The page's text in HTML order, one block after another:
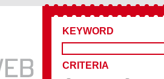
KEYWORD
CRITERIA